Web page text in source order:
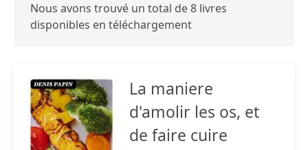
Nous avons trouvé un total de 8 livres
disponibles en téléchargement
La maniere
d'amolir les os, et
de faire cuire